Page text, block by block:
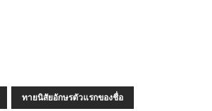
ทายนิสัยอักษรตัวแรกของชื่อ